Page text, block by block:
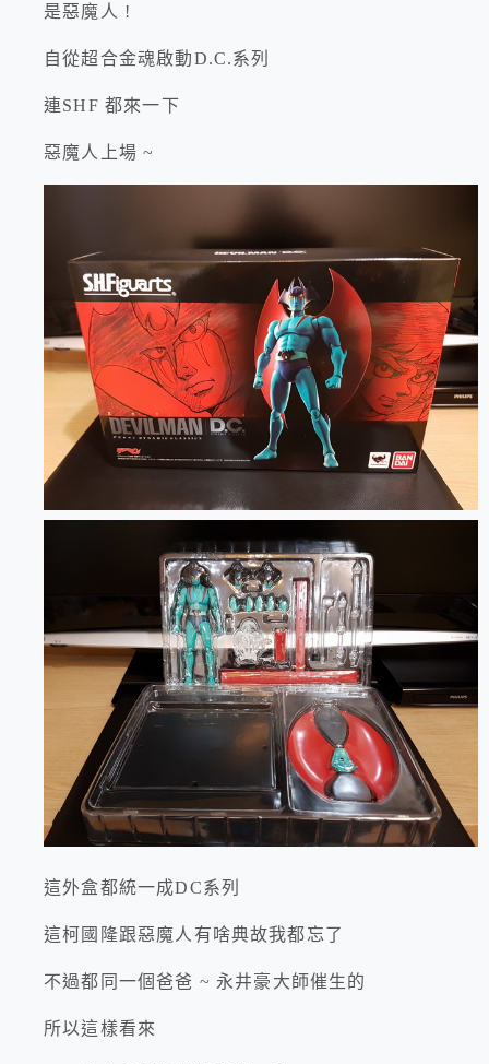
是惡魔人 !
自從超合金魂啟動D.C.系列
連SHF 都來一下
惡魔人上場 ~
這外盒都統一成DC系列
這柯國隆跟惡魔人有啥典故我都忘了
不過都同一個爸爸 ~ 永井豪大師催生的
所以這樣看來